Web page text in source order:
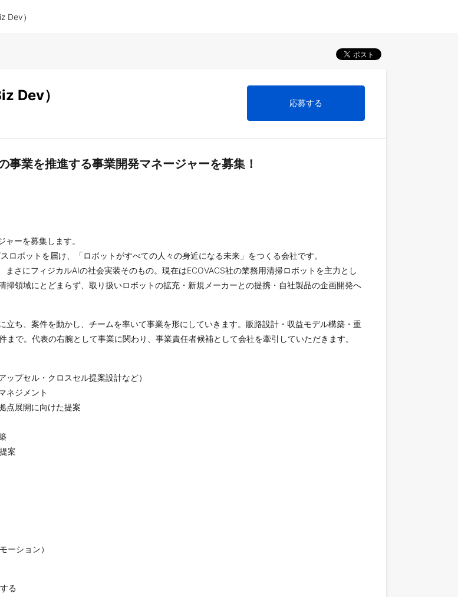
Dev）
Dev） 応募する
事業を推進する事業開発マネージャーを募集！
ーを募集します。
ボットを届け、「ロボットがすべての人々の身近になる未来」をつくる会社です。
さにフィジカルAIの社会実装そのもの。現在はECOVACS社の業務用清掃ロボットを主力とし
領域にとどまらず、取り扱いロボットの拡充・新規メーカーとの提携・自社製品の企画開発へ
ち、案件を動かし、チームを率いて事業を形にしていきます。販路設計・収益モデル構築・重
で。代表の右腕として事業に関わり、事業責任者候補として会社を牽引していただきます。
プセル・クロスセル提案設計など）
ネジメント
点展開に向けた提案
案
ーション）
る